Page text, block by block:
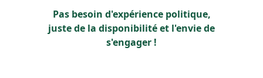
Pas besoin d'expérience politique,
juste de la disponibilité et l'envie de
s'engager !